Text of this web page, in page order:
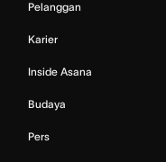
Pelanggan
Karier
Inside Asana
Budaya
Pers